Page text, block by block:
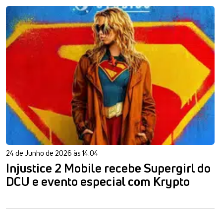
24 de Junho de 2026 às 14:04
Injustice 2 Mobile recebe Supergirl do
DCU e evento especial com Krypto